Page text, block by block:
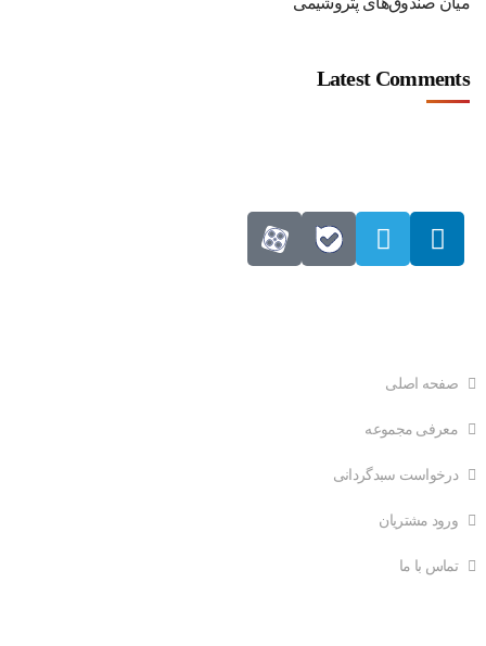
Latest Comments
صفحه اصلی
معرفی مجموعه
درخواست سبدگردانی
ورود مشتریان
تماس با ما